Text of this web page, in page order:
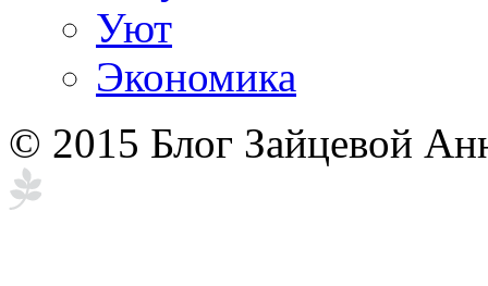
Уют
Экономика
© 2015 Блог Зайцевой